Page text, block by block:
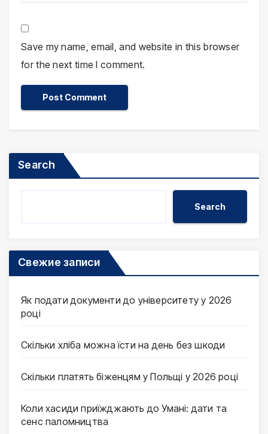
Save my name, email, and website in this browser
for the next time I comment.
Search
Search
Свежие записи
Як подати документи до університету у 2026
році
Скільки хліба можна їсти на день без шкоди
Скільки платять біженцям у Польщі у 2026 році
Коли хасиди приїжджають до Умані: дати та
сенс паломництва